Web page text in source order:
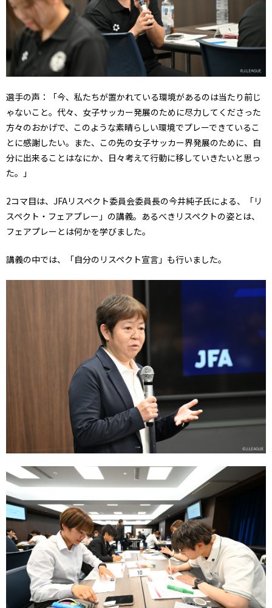
選手の声：「今、私たちが置かれている環境があるのは当たり前じ
ゃないこと。代々、女子サッカー発展のために尽力してくださった
方々のおかげで、このような素晴らしい環境でプレーできているこ
とに感謝したい。また、この先の女子サッカー界発展のために、自
分に出来ることはなにか、日々考えて行動に移していきたいと思っ
た。」
2コマ目は、JFAリスペクト委員会委員長の今井純子氏による、「リ
スペクト・フェアプレー」の講義。あるべきリスペクトの姿とは、
フェアプレーとは何かを学びました。
講義の中では、「自分のリスペクト宣言」も行いました。